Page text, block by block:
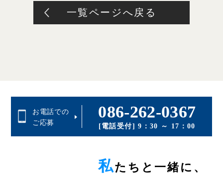
一覧ページへ戻る
お電話での
ご応募
086-262-0367
[電話受付] 9：30 ～ 17：00
私たちと一緒に、